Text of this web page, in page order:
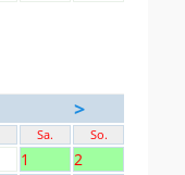
>
Sa. So.
1
2